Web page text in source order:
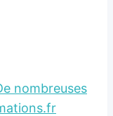
nombreuses